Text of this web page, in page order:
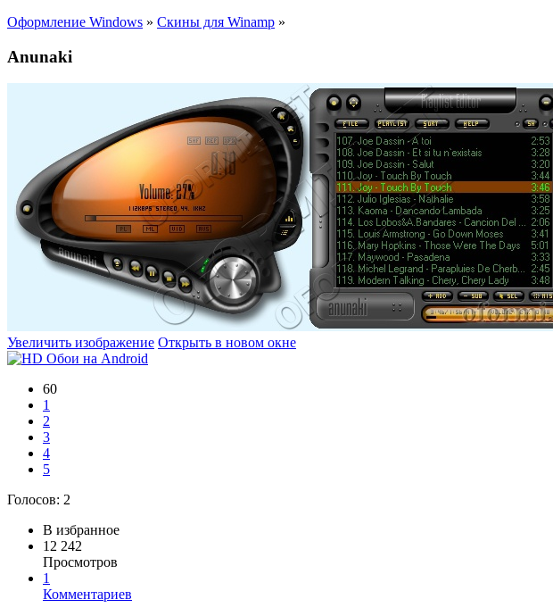
Оформление Windows » Скины для Winamp »
Anunaki
Увеличить изображение Открыть в новом окне
60
1
2
3
4
5
Голосов: 2
В избранное
12 242
Просмотров
1
Комментариев